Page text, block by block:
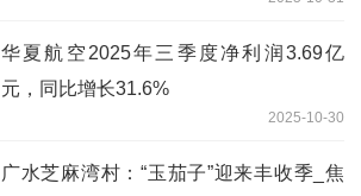
华夏航空2025年三季度净利润3.69亿
元，同比增长31.6%
2025-10-30
广水芝麻湾村：“玉茄子”迎来丰收季_焦